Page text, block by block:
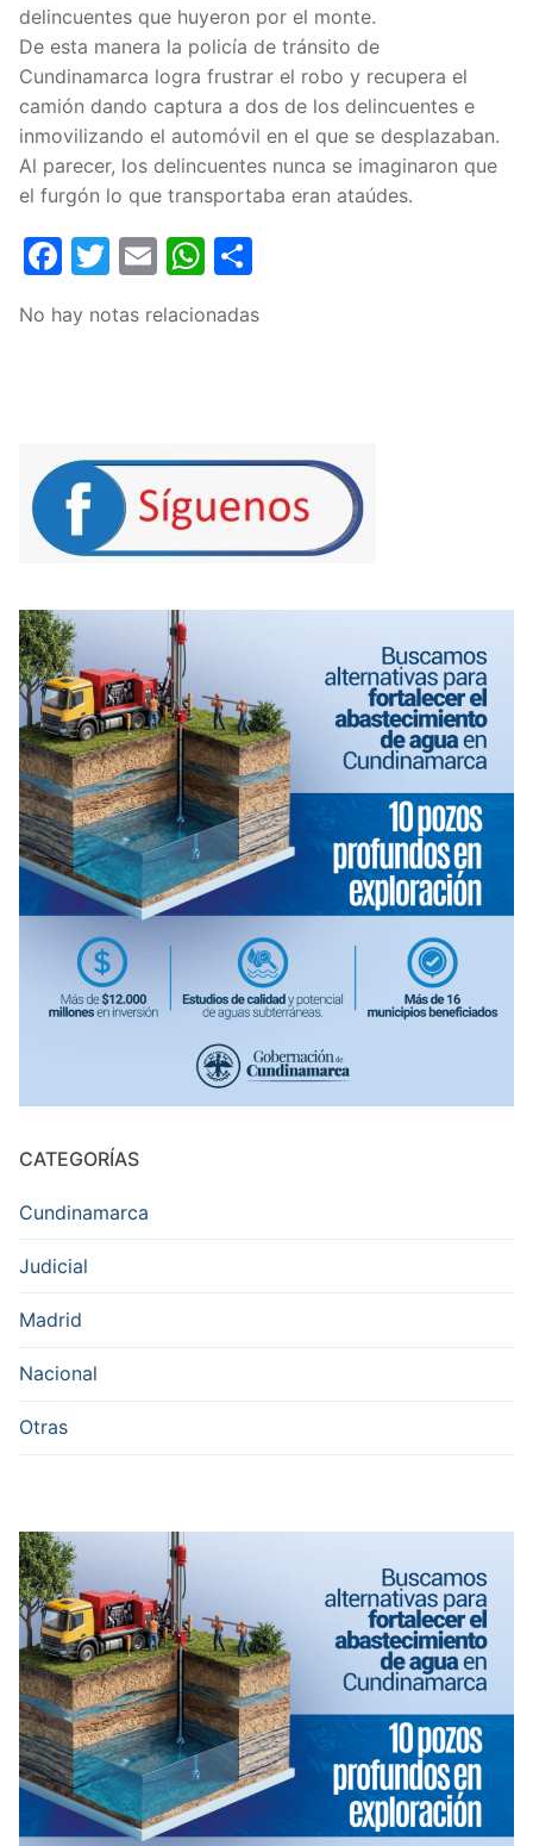
delincuentes que huyeron por el monte.
De esta manera la policía de tránsito de
Cundinamarca logra frustrar el robo y recupera el
camión dando captura a dos de los delincuentes e
inmovilizando el automóvil en el que se desplazaban.
Al parecer, los delincuentes nunca se imaginaron que
el furgón lo que transportaba eran ataúdes.
Facebook
Twitter
EmailWhatsApp
No hay notas relacionadas
CATEGORÍAS
Cundinamarca
Judicial
Madrid
Nacional
Otras